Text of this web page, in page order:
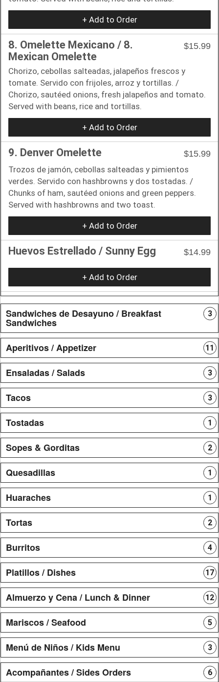
+ Add to Order
8. Omelette Mexicano / 8.
Mexican Omelette
$15.99
Chorizo, cebollas salteadas, jalapeños frescos y
tomate. Servido con frijoles, arroz y tortillas. /
Chorizo, sautéed onions, fresh jalapeños and tomato.
Served with beans, rice and tortillas.
+ Add to Order
9. Denver Omelette
$15.99
Trozos de jamón, cebollas salteadas y pimientos
verdes. Servido con hashbrowns y dos tostadas. /
Chunks of ham, sautéed onions and green peppers.
Served with hashbrowns and two toast.
+ Add to Order
Huevos Estrellado / Sunny Egg $14.99
+ Add to Order
Sandwiches de Desayuno / Breakfast
Sandwiches
3
Aperitivos / Appetizer 11
Ensaladas / Salads 3
Tacos 3
Tostadas 1
Sopes & Gorditas 2
Quesadillas 1
Huaraches 1
Tortas 2
Burritos 4
Platillos / Dishes 17
Almuerzo y Cena / Lunch & Dinner 12
Mariscos / Seafood 5
Menú de Niños / Kids Menu 3
Acompañantes / Sides Orders 6